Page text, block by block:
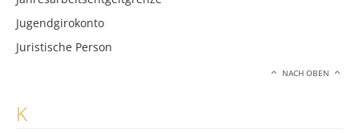
Jugendgirokonto
Juristische Person
NACH OBEN
K